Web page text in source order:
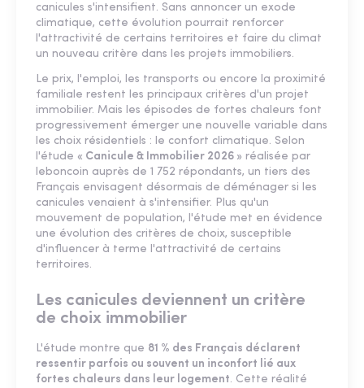
canicules s'intensifient. Sans annoncer un exode
climatique, cette évolution pourrait renforcer
l'attractivité de certains territoires et faire du climat
un nouveau critère dans les projets immobiliers.
Le prix, l'emploi, les transports ou encore la proximité
familiale restent les principaux critères d'un projet
immobilier. Mais les épisodes de fortes chaleurs font
progressivement émerger une nouvelle variable dans
les choix résidentiels : le confort climatique. Selon
l'étude « Canicule & Immobilier 2026 » réalisée par
leboncoin auprès de 1 752 répondants, un tiers des
Français envisagent désormais de déménager si les
canicules venaient à s'intensifier. Plus qu'un
mouvement de population, l'étude met en évidence
une évolution des critères de choix, susceptible
d'influencer à terme l'attractivité de certains
territoires.
Les canicules deviennent un critère
de choix immobilier
L'étude montre que 81 % des Français déclarent
ressentir parfois ou souvent un inconfort lié aux
fortes chaleurs dans leur logement. Cette réalité